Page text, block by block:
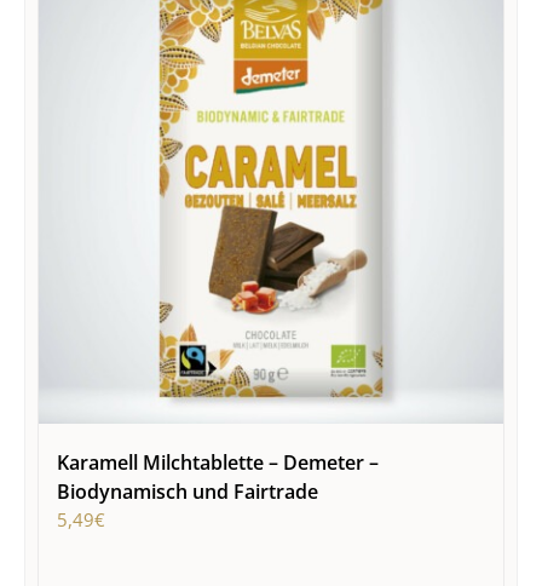
Karamell Milchtablette – Demeter –
Biodynamisch und Fairtrade
5,49€